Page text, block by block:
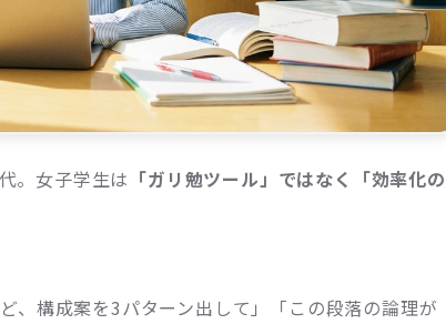
。女子学生は 「ガリ勉ツール」ではなく「効率化の
、構成案を3パターン出して」「この段落の論理が